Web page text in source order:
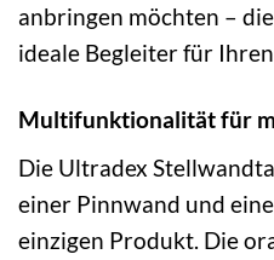
anbringen möchten –
ideale Begleiter für
Multifunktionalität für
Die Ultradex
einer Pinnwand und
einzigen Produkt. Die